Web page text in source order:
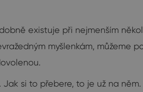
existuje při nejmenším
myšlenkám, můžeme
si to přebere, to je už na něm.